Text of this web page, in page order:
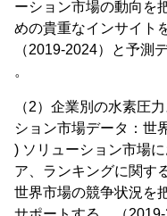
ーション市場の動向を
めの貴重なインサイト
（2019-2024）と予測
。
（2）企業別の水素圧
ション市場データ：世
) ソリューション市場
ア、ランキングに関す
世界市場の競争状況を